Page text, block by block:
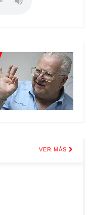
VER MÁS